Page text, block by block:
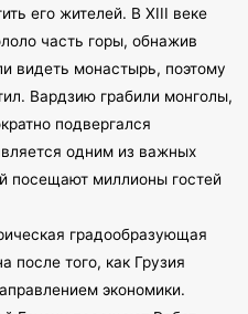
его жителей. В XIII веке
часть горы, обнажив
видеть монастырь, поэтому
Вардзию грабили монголы,
подвергался
одним из важных
посещают миллионы гостей
градообразующая
после того, как Грузия
экономики.